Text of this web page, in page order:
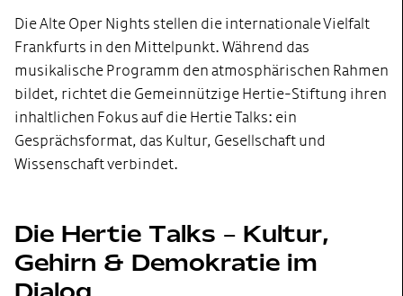
Die Alte Oper Nights stellen die internationale Vielfalt
Frankfurts in den Mittelpunkt. Während das
musikalische Programm den atmosphärischen Rahmen
bildet, richtet die Gemeinnützige Hertie-Stiftung ihren
inhaltlichen Fokus auf die Hertie Talks: ein
Gesprächsformat, das Kultur, Gesellschaft und
Wissenschaft verbindet.
Die Hertie Talks – Kultur,
Gehirn & Demokratie im